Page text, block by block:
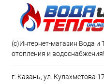
(c)Интернет-магазин Вода и
отопления и водоснабжения!
г. Казань, ул. Кулахметова